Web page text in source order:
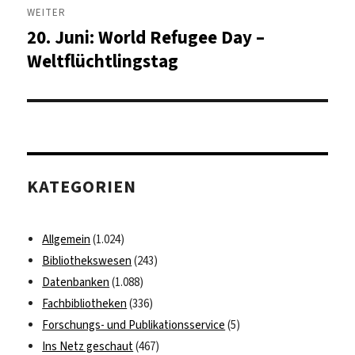
WEITER
Nächster
Beitrag:
20. Juni: World Refugee Day –
Weltflüchtlingstag
KATEGORIEN
Allgemein (1.024)
Bibliothekswesen (243)
Datenbanken (1.088)
Fachbibliotheken (336)
Forschungs- und Publikationsservice (5)
Ins Netz geschaut(467)